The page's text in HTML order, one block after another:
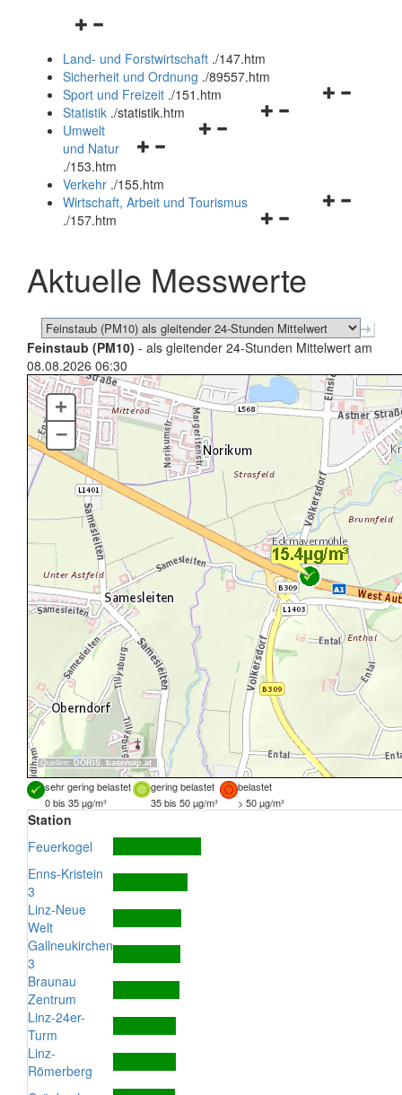
Navigationsmenü
und
schließen
Land- und Forstwirtschaft ./147.htm
Sicherheit und Ordnung ./89557.htm
Navigationsmenü
Sport und Freizeit ./151.htm
Navigationsmenü
Statistik ./statistik.htm
Navigationsmenü
und
schließen
Umwelt
und Natur
./153.htm
Verkehr ./155.htm
Navigationsmenü
schließen
Wirtschaft, Arbeit und Tourismus
./157.htm
Aktuelle Messwerte
Feinstaub (PM10) - als gleitender 24-Stunden Mittelwert am
08.08.2026 06:30
Quellen: DORIS, basemap.at
+
–
sehr gering belastet gering belastet
belastet
0 bis 35 µg/m³
35 bis 50 µg/m³ > 50 µg/m³
Station
Feuerkogel
Enns-Kristein
3
Linz-Neue
Welt
Gallneukirchen
3
Braunau
Zentrum
Linz-24er-
Turm
Linz-
Römerberg